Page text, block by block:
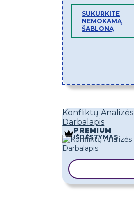
SUKURKITE
NEMOKAMĄ
ŠABLONĄ
Konfliktų Analizės
Darbalapis
PREMIUM
IŠDĖSTYMAS